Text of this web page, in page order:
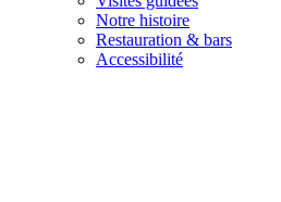
Notre histoire
Restauration & bars
Accessibilité